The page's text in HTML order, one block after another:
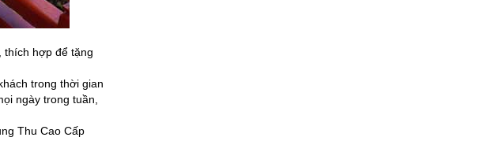
thích hợp để tặng
trong thời gian
ngày trong tuần,
Thu Cao Cấp